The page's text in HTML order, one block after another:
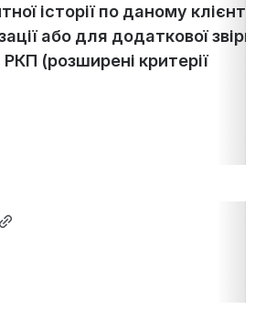
історії по даному клієнту
або для додаткової
(розширені критерії